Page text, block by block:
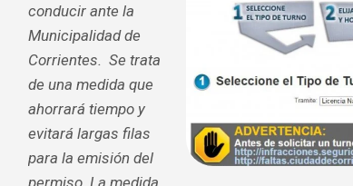
conducir ante la
Municipalidad de
Corrientes. Se trata
de una medida que
ahorrará tiempo y
evitará largas filas
para la emisión del
permiso. La medida